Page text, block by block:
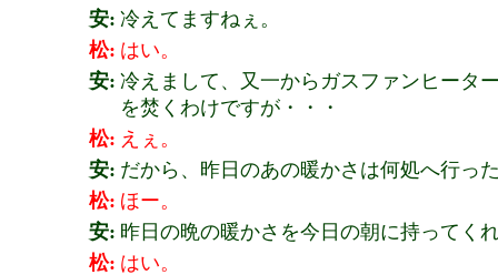
安: 冷えてますねぇ。
松: はい。
安: 冷えまして、又一からガスファンヒータ
を焚くわけですが・・・
松: えぇ。
安: だから、昨日のあの暖かさは何処へ行っ
松: ほー。
安: 昨日の晩の暖かさを今日の朝に持ってく
松: はい。